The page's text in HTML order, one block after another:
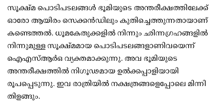
സൂക്ഷ്മ പൊടിപടലങ്ങള്‍ ഭൂമിയുടെ അന്തരീക്ഷത്തിലേക്ക്
ഓരോ ആയിരം സെക്കന്‍ഡിലും കുതിച്ചെത്തുന്നതായാണ്
കണ്ടെത്തല്‍. ധൂമകേതുക്കളില്‍ നിന്നും ഛിന്നഗ്രഹങ്ങളില്‍
നിന്നുമുള്ള സൂക്ഷ്മമായ പൊടിപടലങ്ങളാണിവയെന്ന്
ഐഎസ്ആര്‍ഒ വ്യക്തമാക്കുന്നു. അവ ഭൂമിയുടെ
അന്തരീക്ഷത്തില്‍ നിഗൂഢമായ ഉല്‍ക്കപ്പാളിയായി
രൂപപ്പെടുന്നു. ഇവ രാത്രിയില്‍ നക്ഷത്രങ്ങളെപ്പോലെ മിന്നി
തിളങ്ങും.